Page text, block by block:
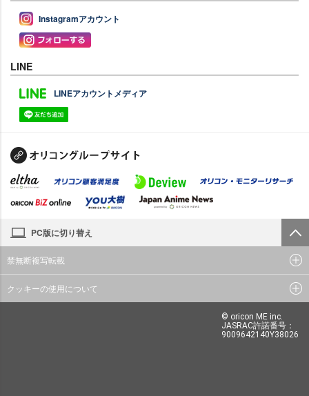
Instagramアカウント
LINE
LINEアカウントメディア
PC版に切り替え
禁無断複写転載
クッキーの使用について
© oricon ME inc.
JASRAC許諾番号：
9009642140Y38026